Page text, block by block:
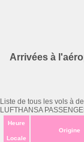
Arrivées à
Liste de tous les vols à
LUFTHANSA
Heure
Locale
Origine